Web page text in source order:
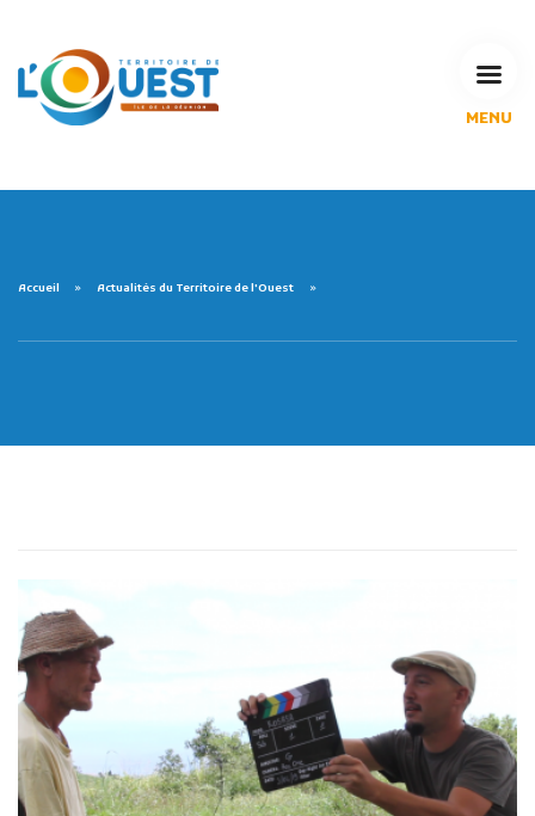
MENU
Publicité des actes
Marchés publics
Projets financés par l'Europe
Accueil Actualités du Territoire de l'Ouest